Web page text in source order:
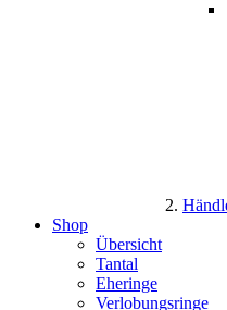
Shop
Übersicht
Tantal
Eheringe
Verlobungsringe